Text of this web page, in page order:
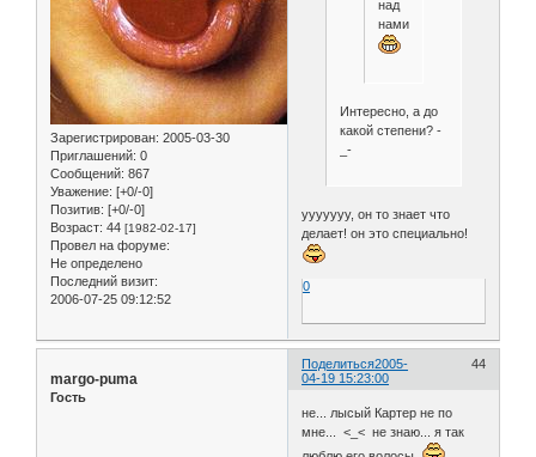
Зарегистрирован: 2005-03-30
Приглашений: 0
Сообщений: 867
Уважение: [+0/-0]
Позитив: [+0/-0]
Возраст: 44 [1982-02-17]
Провел на форуме:
Не определено
Последний визит:
2006-07-25 09:12:52
над
нами!
Интересно, а до
какой степени? -
_-
ууууууу, он то знает что
делает! он это специально!
0
Поделиться 44
2005-
04-19 15:23:00
margo-puma
Гость
не... лысый Картер не по
мне... <_< не знаю... я так